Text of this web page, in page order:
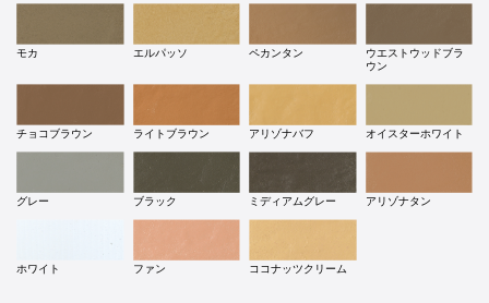
モカ エルパッソ ペカンタン
ウエストウッドブラ
ウン
チョコブラウン ライトブラウン アリゾナバフ オイスターホワイト
グレー ブラック ミディアムグレー アリゾナタン
ホワイト ファン ココナッツクリーム